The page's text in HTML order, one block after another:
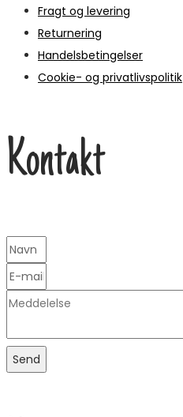
Fragt og levering
Returnering
Handelsbetingelser
Cookie- og privatlivspolitik
Kontakt
Send